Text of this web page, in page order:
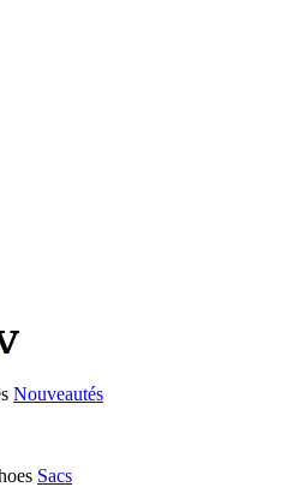
Nouveautés
Sacs